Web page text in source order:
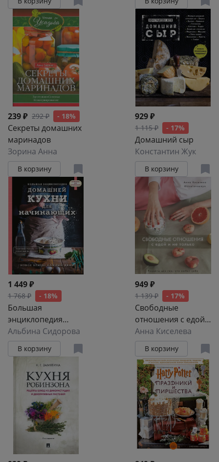
рецептов
239 ₽ 292 ₽ - 18%
Секреты домашних
маринадов
Зорина Анна
В корзину
929 ₽
1 115 ₽ - 17%
Домашний сыр
Константин Жук
В корзину
1 449 ₽
1 768 ₽ - 18%
Большая
энциклопедия
домашней кухни
для начинающих
Альбина Сидорова
В корзину
949 ₽
1 139 ₽ - 17%
Свободные
отношения с едой
и не только.
Рецепты для тех,
кто любит себя
Анна Киселева
В корзину